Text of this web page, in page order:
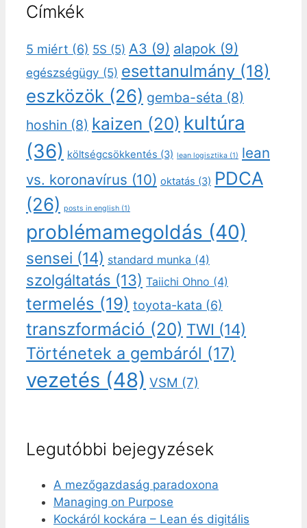
Címkék
5 miért (6) 5S (5) A3 (9) alapok (9)
egészségügy (5) esettanulmány (18)
eszközök (26) gemba-séta (8)
hoshin (8) kaizen (20) kultúra
(36) költségcsökkentés (3) lean logisztika (1) lean
vs. koronavírus (10) oktatás (3) PDCA
(26) posts in english (1)
problémamegoldás (40)
sensei (14) standard munka (4)
szolgáltatás (13) Taiichi Ohno (4)
termelés (19) toyota-kata (6)
transzformáció (20) TWI (14)
Történetek a gembáról (17)
vezetés (48) VSM (7)
Legutóbbi bejegyzések
A mezőgazdaság paradoxona
Managing on Purpose
Kockáról kockára – Lean és digitális